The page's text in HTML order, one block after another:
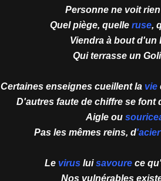
Personne ne voit
Quel piège, quelleruse,
Viendra à bout d'un
Qui terrasse un
Certaines enseignes cueillent la vie
D'autres faute de chiffre se font
Aigle ou
Pas les mêmes reins, d'acier
Le virusluisavourece
Nos vulnérables